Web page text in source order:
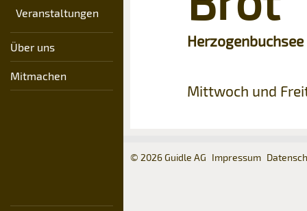
Veranstaltungen
Über uns
Mitmachen
Herzogenbuchsee
Mittwoch und
© 2026 Guidle AG Impressum